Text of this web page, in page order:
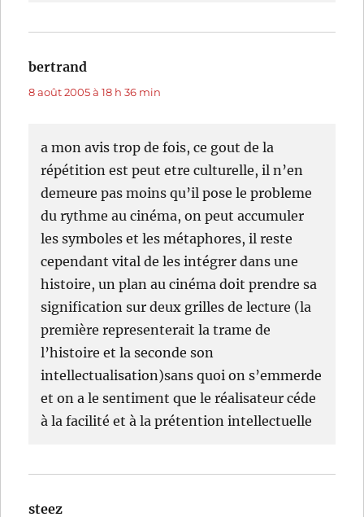
bertrand
8 août 2005 à 18 h 36 min
a mon avis trop de fois, ce gout de la
répétition est peut etre culturelle, il n’en
demeure pas moins qu’il pose le probleme
du rythme au cinéma, on peut accumuler
les symboles et les métaphores, il reste
cependant vital de les intégrer dans une
histoire, un plan au cinéma doit prendre sa
signification sur deux grilles de lecture (la
première representerait la trame de
l’histoire et la seconde son
intellectualisation)sans quoi on s’emmerde
et on a le sentiment que le réalisateur céde
à la facilité et à la prétention intellectuelle
steez